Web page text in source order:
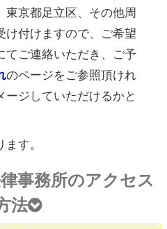
東京都足立区、その他周
け付けますので、ご希望
てご連絡いただき、ご予
のページをご参照頂けれ
ージしていただけるかと
す。
事務所のアクセス
法